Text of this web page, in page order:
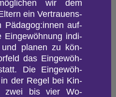
wir dem
ein Ver­trau­ens­
Päd­agog:innen auf­
Ein­ge­wöh­nung in­di­
und pla­nen zu kön­
das Ein­ge­wöh­
Die Ein­ge­wöh­
in der Regel bei Kin­
zwei bis vier Wo­